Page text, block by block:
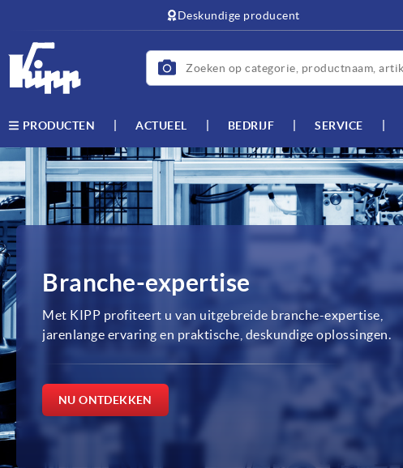
Deskundige producent
PRODUCTEN ACTUEEL BEDRIJF SERVICE
Branche-expertise
Met KIPP profiteert u van uitgebreide branche-expertise,
jarenlange ervaring en praktische, deskundige oplossingen.
NU ONTDEKKEN